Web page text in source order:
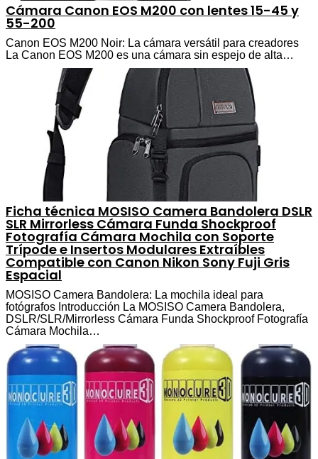
Cámara Canon EOS M200 con lentes 15-45 y
55-200
Canon EOS M200 Noir: La cámara versátil para creadores
La Canon EOS M200 es una cámara sin espejo de alta…
Ficha técnica MOSISO Camera Bandolera DSLR
SLR Mirrorless Cámara Funda Shockproof
Fotografía Cámara Mochila con Soporte
Trípode e Insertos Modulares Extraíbles
Compatible con Canon Nikon Sony Fuji Gris
Espacial
MOSISO Camera Bandolera: La mochila ideal para
fotógrafos Introducción La MOSISO Camera Bandolera,
DSLR/SLR/Mirrorless Cámara Funda Shockproof Fotografía
Cámara Mochila…